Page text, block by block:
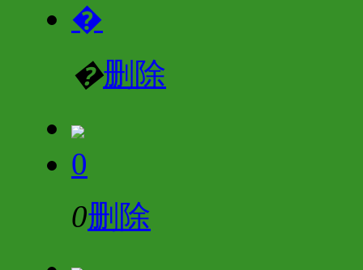
�
�删除
0
0删除